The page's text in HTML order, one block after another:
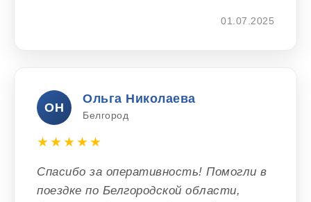
01.07.2025
ОН
Ольга Николаева
Белгород
★★★★★
Спасибо за оперативность! Помогли в
поездке по Белгородской области,